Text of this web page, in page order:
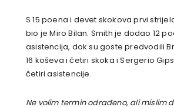
S 15 poena i devet skokova prvi
bio je Miro Bilan. Smith je dodao 12
asistencija, dok su goste predvodili
16 koševa i četiri skoka i Sergerio
četiri asistencije.
Ne volim termin odrađeno, ali mislim